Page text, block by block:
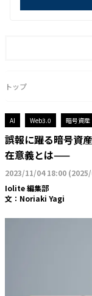
トップ
AI Web3.0 暗号資産
誤報に躍る暗号資
在意義とは——
2023/11/04 18:00 (
Iolite 編集部
文： Noriaki Yagi